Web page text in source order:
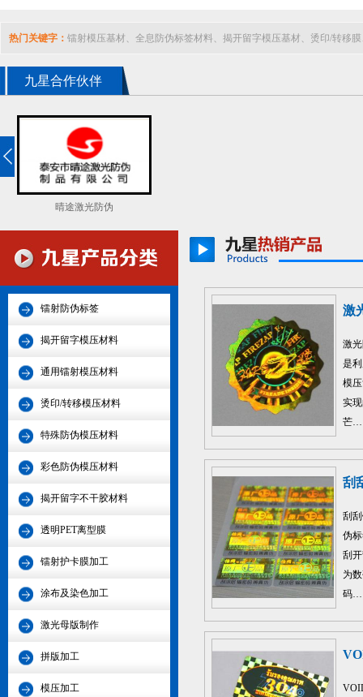
热门关键字： 镭射模压基材、全息防伪标签材料、 揭开留字模压基材、 烫印/转移
彩色膜、全国免费服务热线：400-848-7890
九星合作伙伴
晴途激光防伪
镭射防伪标签
揭开留字模压材料
通用镭射模压材料
烫印/转移模压材料
特殊防伪模压材料
彩色防伪模压材料
揭开留字不干胶材料
透明PET离型膜
镭射护卡膜加工
涂布及染色加工
激光母版制作
拼版加工
模压加工
激
激
是
模
实
芒…
刮
刮
伪
刮
为
码…